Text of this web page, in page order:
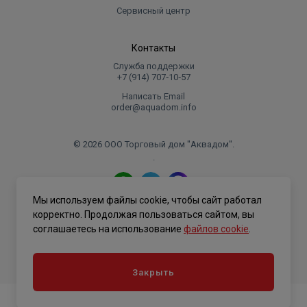
Сервисный центр
Контакты
Служба поддержки
+7 (914) 707‑10‑57
Написать Email
order@aquadom.info
© 2026 ООО Торговый дом "Аквадом".
.
Политика конфиденциальности
Мы используем файлы cookie, чтобы сайт работал
корректно. Продолжая пользоваться сайтом, вы
соглашаетесь на использование файлов cookie
Закрыть